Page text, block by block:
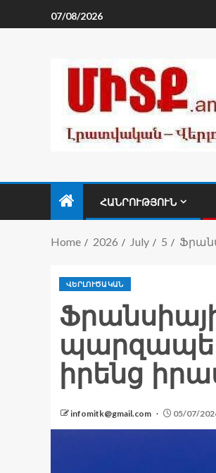
07/08/2026
ՀԱՆՐՈՒԹՅՈՒՆ
Home 2026 July 5
ՎԵՐԼՈՒԾԱԿԱՆ
իրենց
infomitk@gmail.com 05/07/